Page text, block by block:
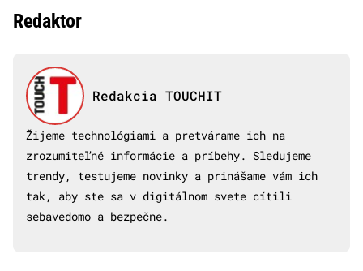
Redaktor
Redakcia TOUCHIT
Žijeme technológiami a pretvárame ich na
zrozumiteľné informácie a príbehy. Sledujeme
trendy, testujeme novinky a prinášame vám ich
tak, aby ste sa v digitálnom svete cítili
sebavedomo a bezpečne.